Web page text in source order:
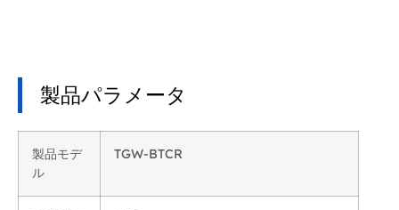
製品パラメータ
製品モデ
ル
TGW-BTCR